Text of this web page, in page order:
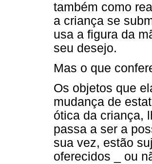
também como
a criança se
usa a figura da
seu desejo.
Mas o que
Os objetos que
mudança de
ótica da criança,
passa a ser a
sua vez, estão
oferecidos _ ou